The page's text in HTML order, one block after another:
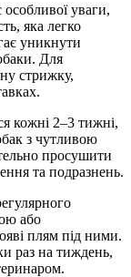
уваги,
яка легко
уникнути
Для
стрижку,
кожні 2–3 тижні,
з чутливою
просушити
та подразнень.
або
плям під ними.
раз на тиждень,